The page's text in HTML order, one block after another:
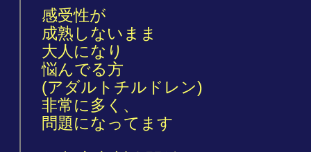
感受性が
成熟しないまま
大人になり
悩んでる方
(アダルトチルドレン)
非常に多く、
問題になってます